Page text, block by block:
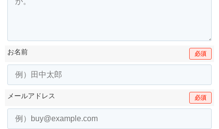
お名前 必須
メールアドレス 必須